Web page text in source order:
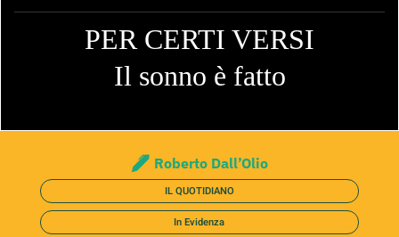
PER CERTI VERSI
Il sonno è fatto
Roberto Dall’Olio
IL QUOTIDIANO
In Evidenza